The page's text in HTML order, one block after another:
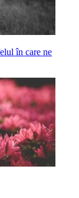
în care ne